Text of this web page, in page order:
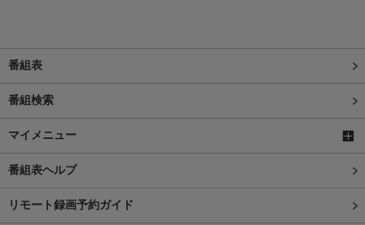
番組表
番組検索
マイメニュー
番組表ヘルプ
リモート録画予約ガイド